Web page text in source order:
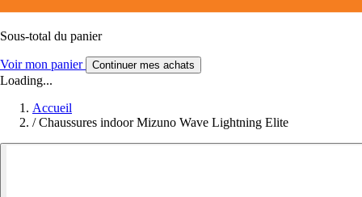
Sous-total du panier
Voir mon panier Continuer mes achats
Loading...
Accueil
/ Chaussures indoor Mizuno Wave Lightning Elite